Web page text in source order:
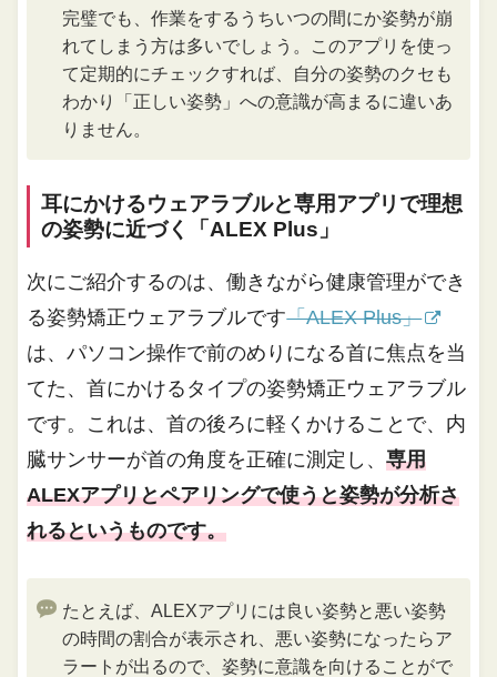
完璧でも、作業をするうちいつの間にか姿勢が崩
れてしまう方は多いでしょう。このアプリを使っ
て定期的にチェックすれば、自分の姿勢のクセも
わかり「正しい姿勢」への意識が高まるに違いあ
りません。
耳にかけるウェアラブルと専用アプリで理想
の姿勢に近づく「ALEX Plus」
次にご紹介するのは、働きながら健康管理ができ
る姿勢矯正ウェアラブルです「ALEX Plus」
は、パソコン操作で前のめりになる首に焦点を当
てた、首にかけるタイプの姿勢矯正ウェアラブル
です。これは、首の後ろに軽くかけることで、内
臓サンサーが首の角度を正確に測定し、専用
ALEXアプリとペアリングで使うと姿勢が分析さ
れるというものです。
たとえば、ALEXアプリには良い姿勢と悪い姿勢
の時間の割合が表示され、悪い姿勢になったらア
ラートが出るので、姿勢に意識を向けることがで